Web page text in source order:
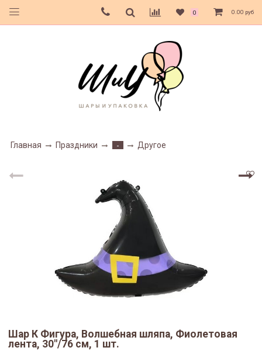
0 0.00 руб
Главная Праздники - Другое
Шар К Фигура, Волшебная шляпа, Фиолетовая
лента, 30"/76 см, 1 шт.